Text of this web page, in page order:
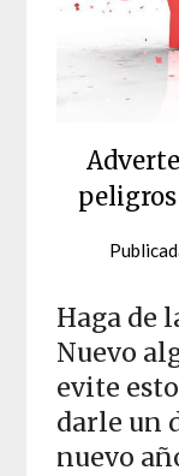
Haga de
Nuevo
evite
darle un
nuevo